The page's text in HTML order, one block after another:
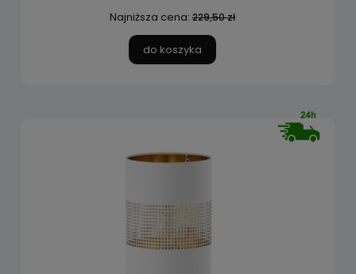
Najniższa cena:229,50 zł
do koszyka